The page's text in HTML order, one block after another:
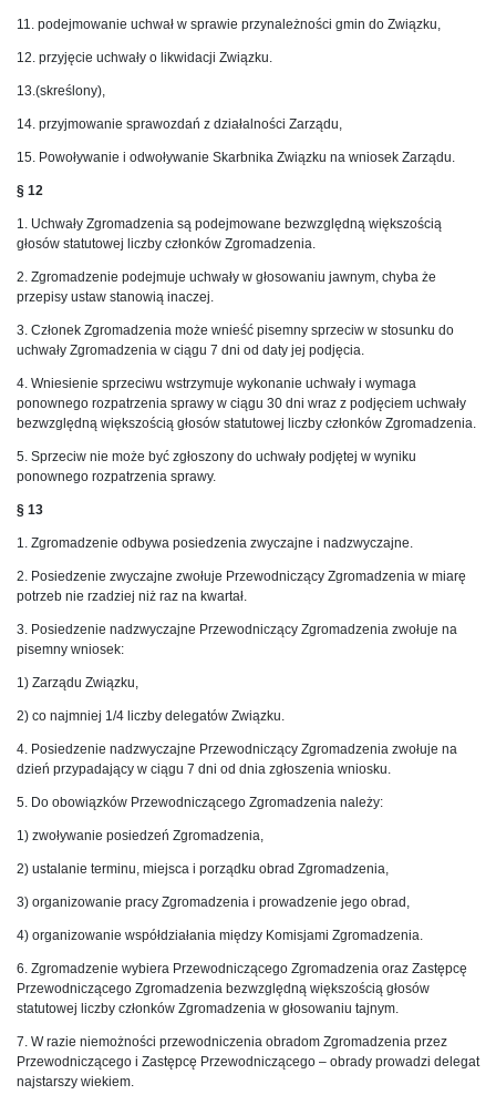
11. podejmowanie uchwał w sprawie przynależności gmin do Związku,
12. przyjęcie uchwały o likwidacji Związku.
13.(skreślony),
14. przyjmowanie sprawozdań z działalności Zarządu,
15. Powoływanie i odwoływanie Skarbnika Związku na wniosek Zarządu.
§ 12
1. Uchwały Zgromadzenia są podejmowane bezwzględną większością
głosów statutowej liczby członków Zgromadzenia.
2. Zgromadzenie podejmuje uchwały w głosowaniu jawnym, chyba że
przepisy ustaw stanowią inaczej.
3. Członek Zgromadzenia może wnieść pisemny sprzeciw w stosunku do
uchwały Zgromadzenia w ciągu 7 dni od daty jej podjęcia.
4. Wniesienie sprzeciwu wstrzymuje wykonanie uchwały i wymaga
ponownego rozpatrzenia sprawy w ciągu 30 dni wraz z podjęciem uchwały
bezwzględną większością głosów statutowej liczby członków Zgromadzenia.
5. Sprzeciw nie może być zgłoszony do uchwały podjętej w wyniku
ponownego rozpatrzenia sprawy.
§ 13
1. Zgromadzenie odbywa posiedzenia zwyczajne i nadzwyczajne.
2. Posiedzenie zwyczajne zwołuje Przewodniczący Zgromadzenia w miarę
potrzeb nie rzadziej niż raz na kwartał.
3. Posiedzenie nadzwyczajne Przewodniczący Zgromadzenia zwołuje na
pisemny wniosek:
1) Zarządu Związku,
2) co najmniej 1/4 liczby delegatów Związku.
4. Posiedzenie nadzwyczajne Przewodniczący Zgromadzenia zwołuje na
dzień przypadający w ciągu 7 dni od dnia zgłoszenia wniosku.
5. Do obowiązków Przewodniczącego Zgromadzenia należy:
1) zwoływanie posiedzeń Zgromadzenia,
2) ustalanie terminu, miejsca i porządku obrad Zgromadzenia,
3) organizowanie pracy Zgromadzenia i prowadzenie jego obrad,
4) organizowanie współdziałania między Komisjami Zgromadzenia.
6. Zgromadzenie wybiera Przewodniczącego Zgromadzenia oraz Zastępcę
Przewodniczącego Zgromadzenia bezwzględną większością głosów
statutowej liczby członków Zgromadzenia w głosowaniu tajnym.
7. W razie niemożności przewodniczenia obradom Zgromadzenia przez
Przewodniczącego i Zastępcę Przewodniczącego – obrady prowadzi delegat
najstarszy wiekiem.